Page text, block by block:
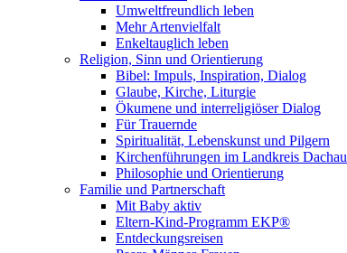
Umweltfreundlich leben
Mehr Artenvielfalt
Enkeltauglich leben
Religion, Sinn und Orientierung
Bibel: Impuls, Inspiration, Dialog
Glaube, Kirche, Liturgie
Ökumene und interreligiöser Dialog
Für Trauernde
Spiritualität, Lebenskunst und Pilgern
Kirchenführungen im Landkreis Dachau
Philosophie und Orientierung
Familie und Partnerschaft
Mit Baby aktiv
Eltern-Kind-Programm EKP®
Entdeckungsreisen